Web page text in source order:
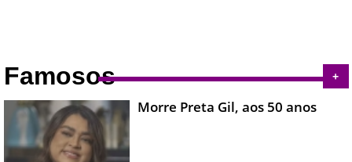
Famosos +
Morre Preta Gil, aos 50 anos